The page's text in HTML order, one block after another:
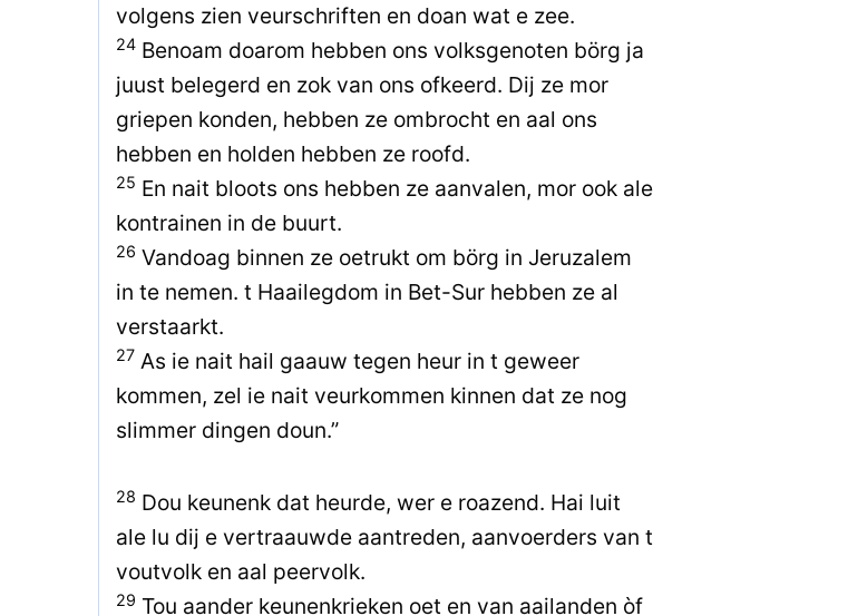
volgens zien veurschriften en doan wat e zee.
24 Benoam doarom hebben ons volksgenoten börg ja
juust belegerd en zok van ons ofkeerd. Dij ze mor
griepen konden, hebben ze ombrocht en aal ons
hebben en holden hebben ze roofd.
25 En nait bloots ons hebben ze aanvalen, mor ook ale
kontrainen in de buurt.
26 Vandoag binnen ze oetrukt om börg in Jeruzalem
in te nemen. t Haailegdom in Bet-Sur hebben ze al
verstaarkt.
27 As ie nait hail gaauw tegen heur in t geweer
kommen, zel ie nait veurkommen kinnen dat ze nog
slimmer dingen doun.”
28 Dou keunenk dat heurde, wer e roazend. Hai luit
ale lu dij e vertraauwde aantreden, aanvoerders van t
voutvolk en aal peervolk.
29 Tou aander keunenkrieken oet en van aailanden òf